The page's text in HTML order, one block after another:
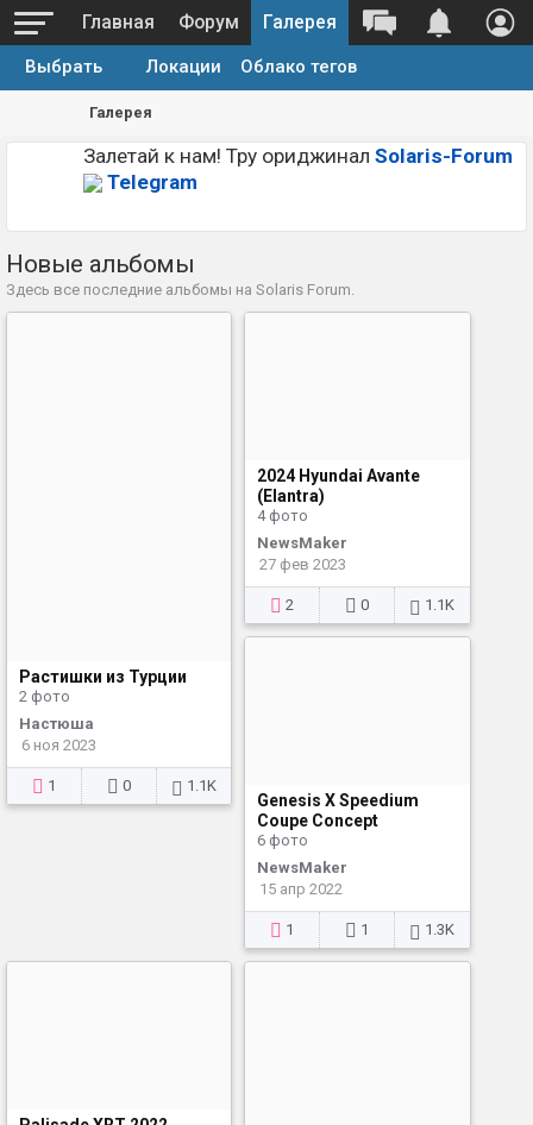
Главная Форум Галерея
Выбрать Локации Облако тегов
Галерея
Залетай к нам! Тру ориджинал Solaris-Forum
Telegram
Новые альбомы
Здесь все последние альбомы на Solaris Forum.
Растишки из Турции
2 фото
Настюша
6 ноя 2023
1 0 1.1K
2024 Hyundai Avante
(Elantra)
4 фото
NewsMaker
27 фев 2023
2 0 1.1K
Genesis X Speedium
Coupe Concept
6 фото
NewsMaker
15 апр 2022
1 1 1.3K